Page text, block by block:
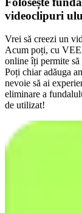
videoclipuri
Vrei să creezi un
Acum poți, cu
online îți permite
Poți chiar adăuga
nevoie să ai
eliminare a
de utilizat!